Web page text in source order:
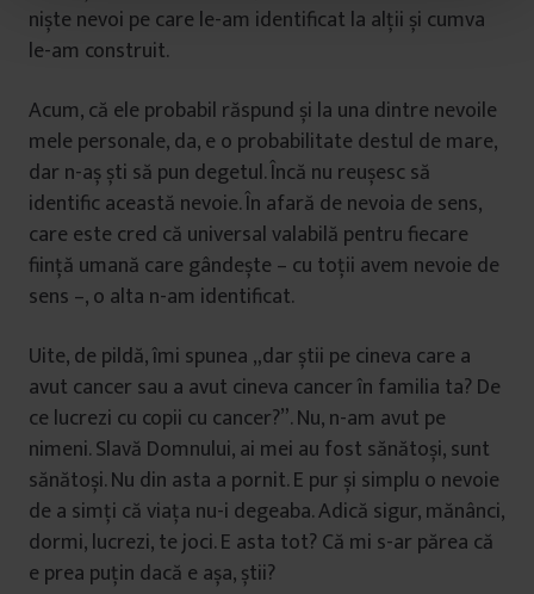
niște nevoi pe care le-am identificat la alții și cumva
le-am construit.
Acum, că ele probabil răspund și la una dintre nevoile
mele personale, da, e o probabilitate destul de mare,
dar n-aș ști să pun degetul. Încă nu reușesc să
identific această nevoie. În afară de nevoia de sens,
care este cred că universal valabilă pentru fiecare
ființă umană care gândește – cu toții avem nevoie de
sens –, o alta n-am identificat.
Uite, de pildă, îmi spunea „dar știi pe cineva care a
avut cancer sau a avut cineva cancer în familia ta? De
ce lucrezi cu copii cu cancer?”. Nu, n-am avut pe
nimeni. Slavă Domnului, ai mei au fost sănătoși, sunt
sănătoși. Nu din asta a pornit. E pur și simplu o nevoie
de a simți că viața nu-i degeaba. Adică sigur, mănânci,
dormi, lucrezi, te joci. E asta tot? Că mi s-ar părea că
e prea puțin dacă e așa, știi?